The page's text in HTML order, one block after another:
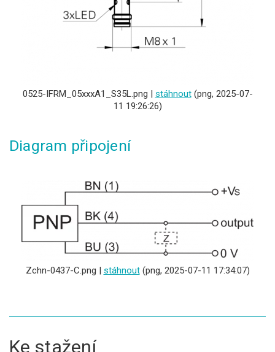
0525-IFRM_05xxxA1_S35L.png | stáhnout(png, 2025-07-
11 19:26:26)
Diagram připojení
Zchn-0437-C.png | stáhnout(png, 2025-07-11 17:34:07)
Ke stažení